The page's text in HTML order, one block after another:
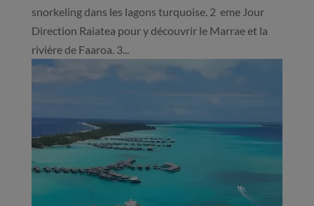
snorkeling dans les lagons turquoise. 2 eme Jour
Direction Raiatea pour y découvrir le Marrae et la
rivière de Faaroa. 3...